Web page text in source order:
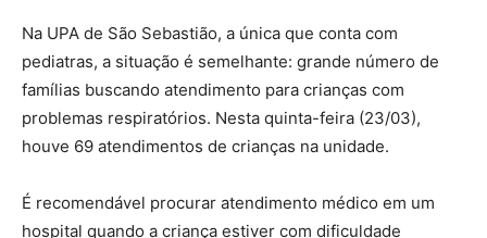
Na UPA de São Sebastião, a única que conta com
pediatras, a situação é semelhante: grande número de
famílias buscando atendimento para crianças com
problemas respiratórios. Nesta quinta-feira (23/03),
houve 69 atendimentos de crianças na unidade.
É recomendável procurar atendimento médico em um
hospital quando a criança estiver com dificuldade